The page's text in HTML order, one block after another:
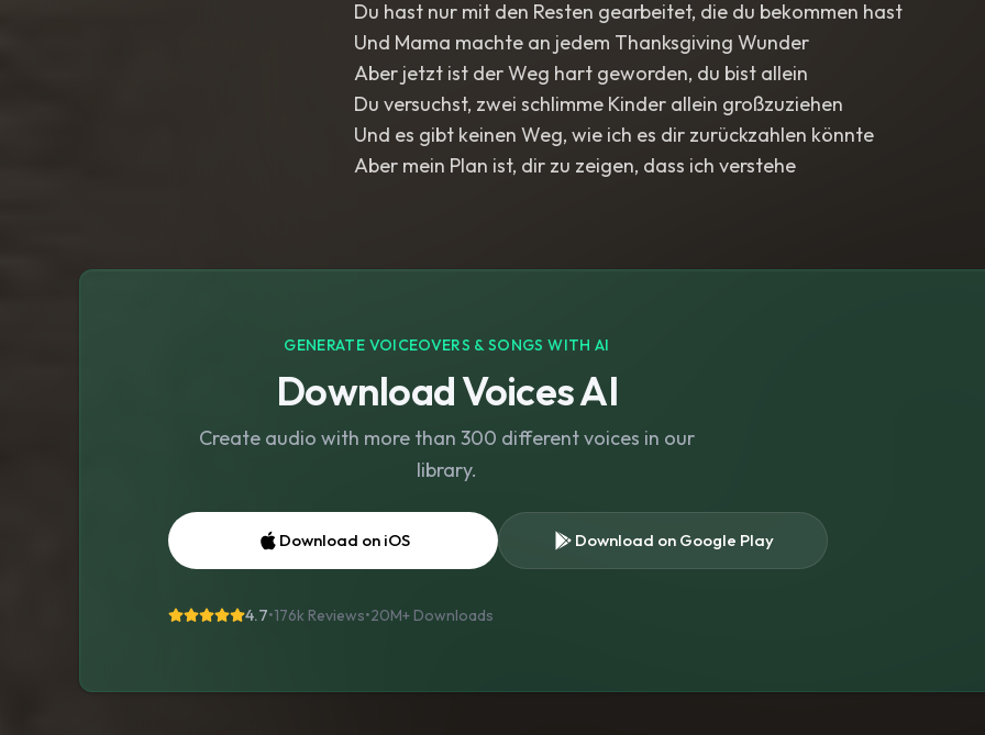
Du hast nur mit den Resten gearbeitet, die du bekommen hast
Und Mama machte an jedem Thanksgiving Wunder
Aber jetzt ist der Weg hart geworden, du bist allein
Du versuchst, zwei schlimme Kinder allein großzuziehen
Und es gibt keinen Weg, wie ich es dir zurückzahlen könnte
Aber mein Plan ist, dir zu zeigen, dass ich verstehe
GENERATE VOICEOVERS & SONGS WITH AI
Download Voices AI
Create audio with more than 300 different voices in our
library.
Download on iOS Download on Google Play
4.7•176k Reviews•20M+ Downloads